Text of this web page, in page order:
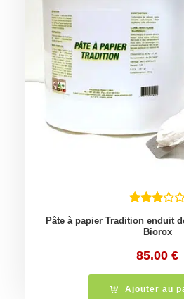
Pâte à papier Tradition enduit
Biorox
85.00 €
Ajouter au